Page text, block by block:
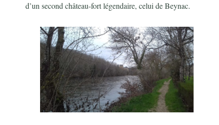
d’un second château-fort légendaire, celui de Beynac.